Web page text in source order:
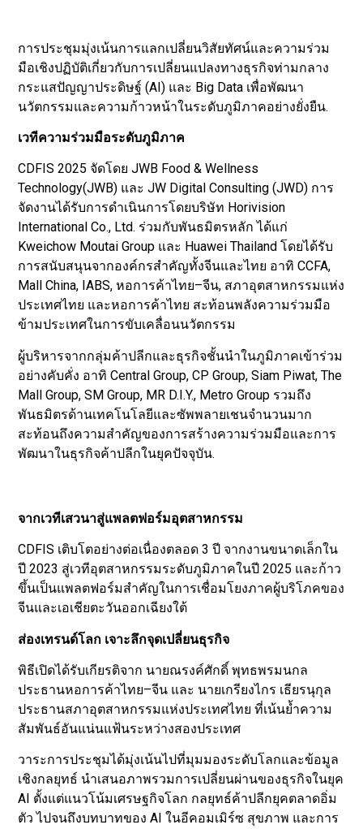
การประชุมมุ่งเน้นการแลกเปลี่ยนวิสัยทัศน์และความร่วม
มือเชิงปฏิบัติเกี่ยวกับการเปลี่ยนแปลงทางธุรกิจท่ามกลาง
กระแสปัญญาประดิษฐ์ (AI) และ Big Data เพื่อพัฒนา
นวัตกรรมและความก้าวหน้าในระดับภูมิภาคอย่างยั่งยืน.
เวทีความร่วมมือระดับภูมิภาค
CDFIS 2025 จัดโดย JWB Food & Wellness
Technology(JWB) และ JW Digital Consulting (JWD) การ
จัดงานได้รับการดำเนินการโดยบริษัท Horivision
International Co., Ltd. ร่วมกับพันธมิตรหลัก ได้แก่
Kweichow Moutai Group และ Huawei Thailand โดยได้รับ
การสนับสนุนจากองค์กรสำคัญทั้งจีนและไทย อาทิ CCFA,
Mall China, IABS, หอการค้าไทย–จีน, สภาอุตสาหกรรมแห่ง
ประเทศไทย และหอการค้าไทย สะท้อนพลังความร่วมมือ
ข้ามประเทศในการขับเคลื่อนนวัตกรรม
ผู้บริหารจากกลุ่มค้าปลีกและธุรกิจชั้นนำในภูมิภาคเข้าร่วม
อย่างคับคั่ง อาทิ Central Group, CP Group, Siam Piwat, The
Mall Group, SM Group, MR D.I.Y., Metro Group รวมถึง
พันธมิตรด้านเทคโนโลยีและซัพพลายเชนจำนวนมาก
สะท้อนถึงความสำคัญของการสร้างความร่วมมือและการ
พัฒนาในธุรกิจค้าปลีกในยุคปัจจุบัน.
จากเวทีเสวนาสู่แพลตฟอร์มอุตสาหกรรม
CDFIS เติบโตอย่างต่อเนื่องตลอด 3 ปี จากงานขนาดเล็กใน
ปี 2023 สู่เวทีอุตสาหกรรมระดับภูมิภาคในปี 2025 และก้าว
ขึ้นเป็นแพลตฟอร์มสำคัญในการเชื่อมโยงภาคผู้บริโภคของ
จีนและเอเชียตะวันออกเฉียงใต้
ส่องเทรนด์โลก เจาะลึกจุดเปลี่ยนธุรกิจ
พิธีเปิดได้รับเกียรติจาก นายณรงค์ศักดิ์ พุทธพรมนกล
ประธานหอการค้าไทย–จีน และ นายเกรียงไกร เธียรนุกุล
ประธานสภาอุตสาหกรรมแห่งประเทศไทย ที่เน้นย้ำความ
สัมพันธ์อันแน่นแฟ้นระหว่างสองประเทศ
วาระการประชุมได้มุ่งเน้นไปที่มุมมองระดับโลกและข้อมูล
เชิงกลยุทธ์ นำเสนอภาพรวมการเปลี่ยนผ่านของธุรกิจในยุค
AI ตั้งแต่แนวโน้มเศรษฐกิจโลก กลยุทธ์ค้าปลีกยุคตลาดอิ่ม
ตัว ไปจนถึงบทบาทของ AI ในอีคอมเมิร์ซ สุขภาพ และการ